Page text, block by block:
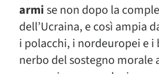
armise non dopo la
dell’Ucraina, e così ampia
i polacchi, i nordeuropei e
nerbo del sostegno morale